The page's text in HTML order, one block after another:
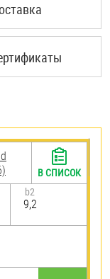
b2
9,2
В СПИСОК